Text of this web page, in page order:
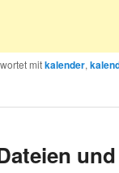
mitkalender,
und